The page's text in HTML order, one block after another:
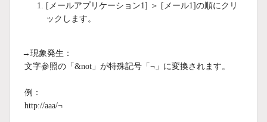
[メールアプリケーション1] ＞ [メール1]の順にクリ
ックします。
→現象発生：
文字参照の「&not」が特殊記号「¬」に変換されます。
例：
http://aaa/¬